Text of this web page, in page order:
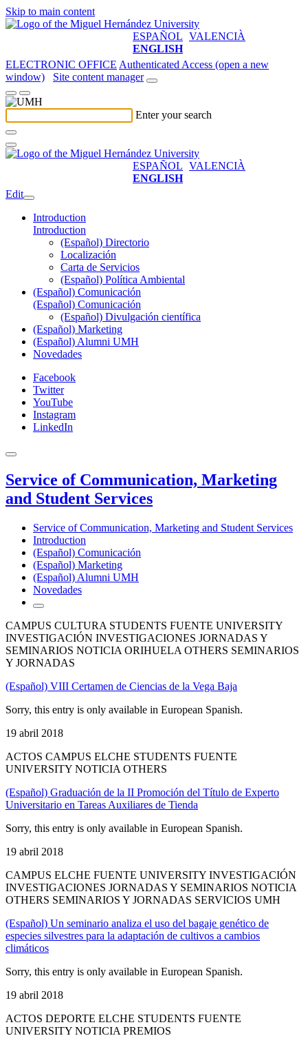
Skip to main content
ESPAÑOL VALENCIÀ
ENGLISH
ELECTRONIC OFFICE Authenticated Access (open a new
window)
Site content manager
Enter your search
ESPAÑOL VALENCIÀ
ENGLISH
Edit
Introduction
Introduction
(Español) Directorio
Localización
Carta de Servicios
(Español) Política Ambiental
(Español) Comunicación
(Español) Comunicación
(Español) Divulgación científica
(Español) Marketing
(Español) Alumni UMH
Novedades
Facebook
Twitter
YouTube
Instagram
LinkedIn
Service of Communication, Marketing
and Student Services
Service of Communication, Marketing and Student Services
Introduction
(Español) Comunicación
(Español) Marketing
(Español) Alumni UMH
Novedades
CAMPUS CULTURA STUDENTS FUENTE UNIVERSITY
INVESTIGACIÓN INVESTIGACIONES JORNADAS Y
SEMINARIOS NOTICIA ORIHUELA OTHERS SEMINARIOS
Y JORNADAS
(Español) VIII Certamen de Ciencias de la Vega Baja
Sorry, this entry is only available in European Spanish.
19 abril 2018
ACTOS CAMPUS ELCHE STUDENTS FUENTE
UNIVERSITY NOTICIA OTHERS
(Español) Graduación de la II Promoción del Título de Experto
Universitario en Tareas Auxiliares de Tienda
Sorry, this entry is only available in European Spanish.
19 abril 2018
CAMPUS ELCHE FUENTE UNIVERSITY INVESTIGACIÓN
INVESTIGACIONES JORNADAS Y SEMINARIOS NOTICIA
OTHERS SEMINARIOS Y JORNADAS SERVICIOS UMH
(Español) Un seminario analiza el uso del bagaje genético de
especies silvestres para la adaptación de cultivos a cambios
climáticos
Sorry, this entry is only available in European Spanish.
19 abril 2018
ACTOS DEPORTE ELCHE STUDENTS FUENTE
UNIVERSITY NOTICIA PREMIOS